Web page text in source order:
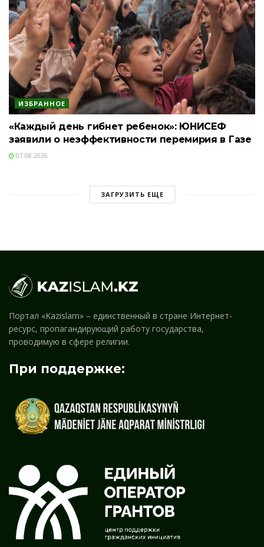
ИЗБРАННОЕ
«Каждый день гибнет ребенок»: ЮНИСЕФ
заявили о неэффективности перемирия в Газе
07.08.2026
ЗАГРУЗИТЬ ЕЩЕ
Портал «Kazislam» – единственный в стране Интернет-
ресурс, пропагандирующий работу государства,
проводимую в сфере религии.
При поддержке: